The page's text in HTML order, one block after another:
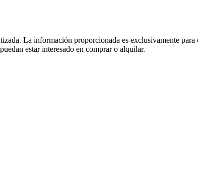
La información proporcionada es exclusivamente
estar interesado en comprar o alquilar.